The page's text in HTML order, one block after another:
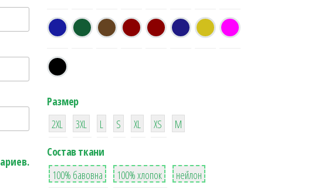
Размер
38
2XL
16
3XL
42
L
42
S
42
XL XS
М
Состав ткани
8
100% бавовна
36
100% хлопок
2
нейлон